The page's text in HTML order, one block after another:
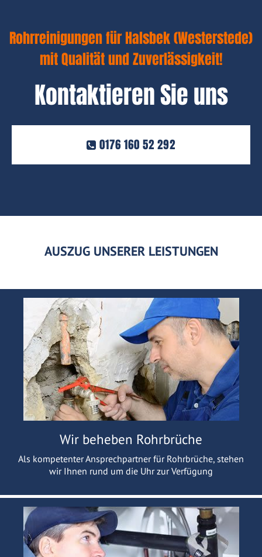
Rohrreinigungen für Halsbek (Westerstede)
mit Qualität und Zuverlässigkeit!
Kontaktieren Sie uns
0176 160 52 292
AUSZUG UNSERER LEISTUNGEN
Wir beheben Rohrbrüche
Als kompetenter Ansprechpartner für Rohrbrüche, stehen
wir Ihnen rund um die Uhr zur Verfügung